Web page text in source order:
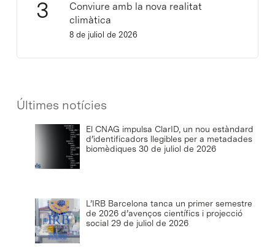
Conviure amb la nova realitat
climàtica
8 de juliol de 2026
Últimes notícies
El CNAG impulsa ClarID, un nou estàndard
d’identificadors llegibles per a metadades
biomèdiques 30 de juliol de 2026
L’IRB Barcelona tanca un primer semestre
de 2026 d’avenços científics i projecció
social 29 de juliol de 2026